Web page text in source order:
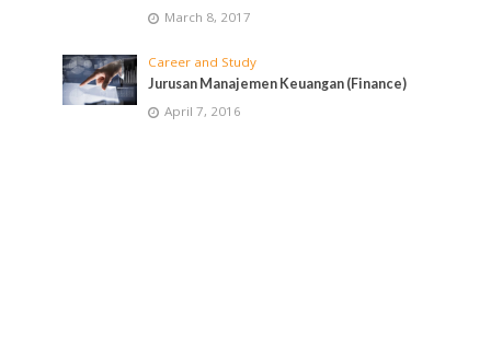
March 8, 2017
Career and Study
Jurusan Manajemen Keuangan (Finance)
April 7, 2016